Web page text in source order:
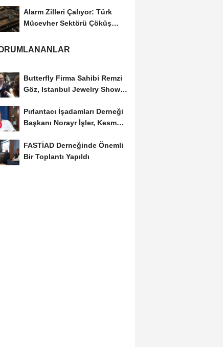
Alarm Zilleri Çalıyor: Türk
Mücevher Sektörü Çöküş
Butterfly Firma Sahibi Remzi
Göz, Istanbul Jewelry Show
Pırlantacı İşadamları Derneği
Başkanı Norayr İşler, Kesme
FASTİAD Derneğinde Önemli
Bir Toplantı Yapıldı